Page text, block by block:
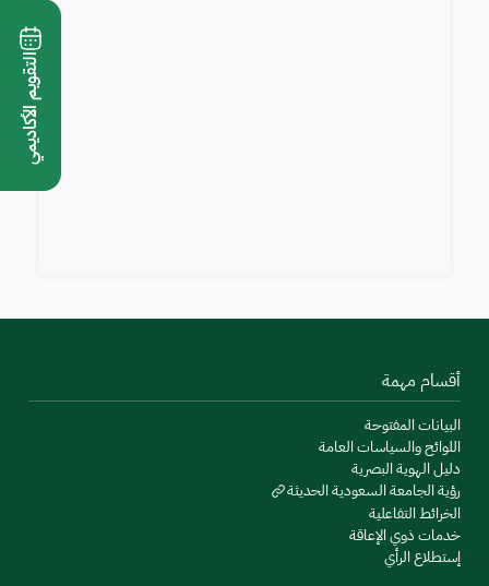
التقويم الأكاديمي
أقسام مهمة
البيانات المفتوحة
اللوائح والسياسات العامة
دليل الهوية البصرية
رؤية الجامعة السعودية الحديثة
الخرائط التفاعلية
خدمات ذوي الإعاقة
إستطلاع الرأي